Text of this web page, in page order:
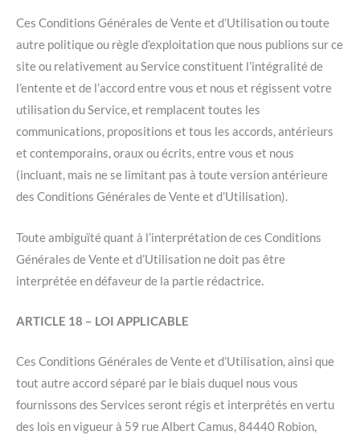
Ces Conditions Générales de Vente et d’Utilisation ou toute
autre politique ou règle d’exploitation que nous publions sur ce
site ou relativement au Service constituent l’intégralité de
l’entente et de l’accord entre vous et nous et régissent votre
utilisation du Service, et remplacent toutes les
communications, propositions et tous les accords, antérieurs
et contemporains, oraux ou écrits, entre vous et nous
(incluant, mais ne se limitant pas à toute version antérieure
des Conditions Générales de Vente et d’Utilisation).
Toute ambiguïté quant à l’interprétation de ces Conditions
Générales de Vente et d’Utilisation ne doit pas être
interprétée en défaveur de la partie rédactrice.
ARTICLE 18 – LOI APPLICABLE
Ces Conditions Générales de Vente et d’Utilisation, ainsi que
tout autre accord séparé par le biais duquel nous vous
fournissons des Services seront régis et interprétés en vertu
des lois en vigueur à 59 rue Albert Camus, 84440 Robion,